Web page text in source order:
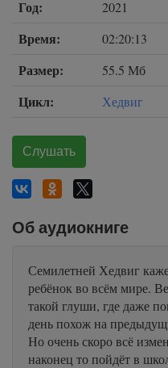
Год: 2021
Время: 02:20:13
Размер: 55.5 Мб
Цикл: Хедвиг
Слушать
Об аудиокниге
Семилетней Хедвиг
ребёнок во всём мире.
такой глуши, где даже
день похож на
Но очень скоро всё
наконец то пойдёт в